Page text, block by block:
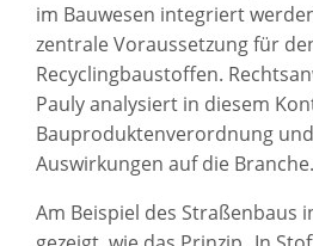
im Bauwesen integriert
zentrale Voraussetzung für
Recyclingbaustoffen.
Pauly analysiert in diesem
Bauproduktenverordnung
Auswirkungen auf die Branche.
Am Beispiel des Straßenbaus